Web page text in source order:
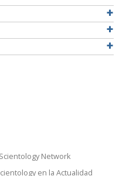
Network
en la Actualidad